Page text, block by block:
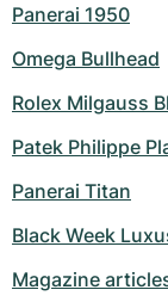
Panerai 1950
Omega Bullhead
Rolex Milgauss
Patek Philippe
Panerai Titan
Black Week
Magazine